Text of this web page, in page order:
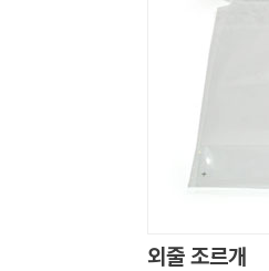
외줄 조르개